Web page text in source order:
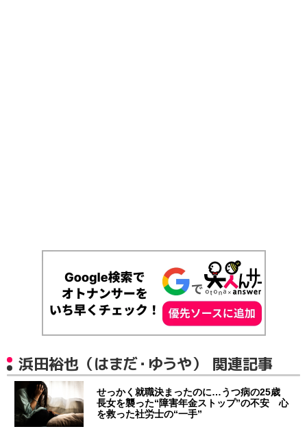
浜田裕也（はまだ・ゆうや） 関連記事
せっかく就職決まったのに…うつ病の25歳
長女を襲った“障害年金ストップ”の不安 心
を救った社労士の“一手”